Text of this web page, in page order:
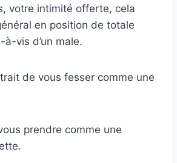
votre intimité offerte, cela
en position de totale
vis d’un male.
de vous fesser comme une
prendre comme une